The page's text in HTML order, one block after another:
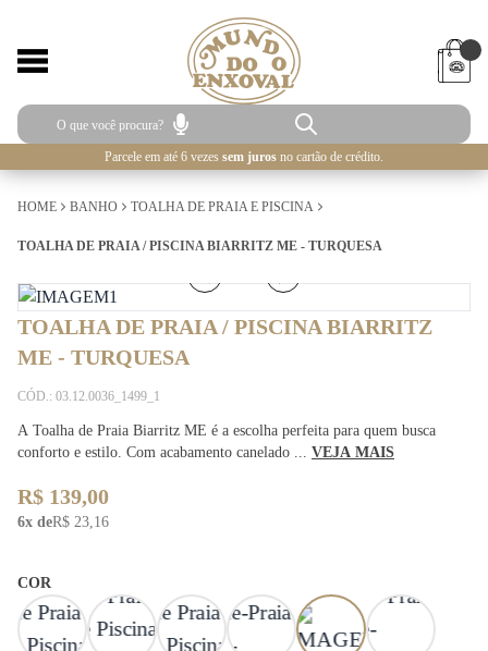
Parcele em até 6 vezes sem juros no cartão de crédito.
HOME BANHO TOALHA DE PRAIA E PISCINA
TOALHA DE PRAIA / PISCINA BIARRITZ ME - TURQUESA
TOALHA DE PRAIA / PISCINA BIARRITZ
ME - TURQUESA
CÓD.: 03.12.0036_1499_1
A Toalha de Praia Biarritz ME é a escolha perfeita para quem busca
conforto e estilo. Com acabamento canelado ... VEJA MAIS
R$ 139,00
6x deR$ 23,16
COR